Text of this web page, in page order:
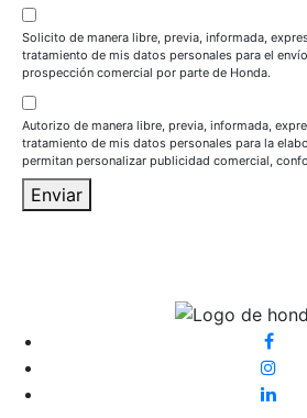
Solicito de manera libre, previa, informada,
tratamiento de mis datos personales para el
prospección comercial por parte de Honda.
Autorizo de manera libre, previa, informada,
tratamiento de mis datos personales para la
permitan personalizar publicidad comercial,
Enviar